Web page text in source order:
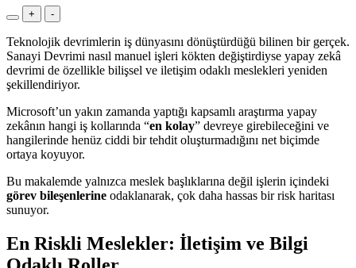
+ -
Teknolojik devrimlerin iş dünyasını dönüştürdüğü bilinen bir gerçek.
Sanayi Devrimi nasıl manuel işleri kökten değiştirdiyse yapay zekâ
devrimi de özellikle bilişsel ve iletişim odaklı meslekleri yeniden
şekillendiriyor.
Microsoft’un yakın zamanda yaptığı kapsamlı araştırma yapay
zekânın hangi iş kollarında “en kolay” devreye girebileceğini ve
hangilerinde henüz ciddi bir tehdit oluşturmadığını net biçimde
ortaya koyuyor.
Bu makalemde yalnızca meslek başlıklarına değil işlerin içindeki
görev bileşenlerine odaklanarak, çok daha hassas bir risk haritası
sunuyor.
En Riskli Meslekler: İletişim ve Bilgi